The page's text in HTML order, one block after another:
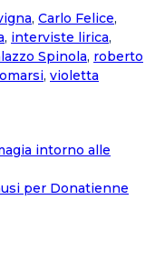
, Carlo Felice,
, interviste lirica,
Spinola, roberto
, violetta
intorno alle
per Donatienne